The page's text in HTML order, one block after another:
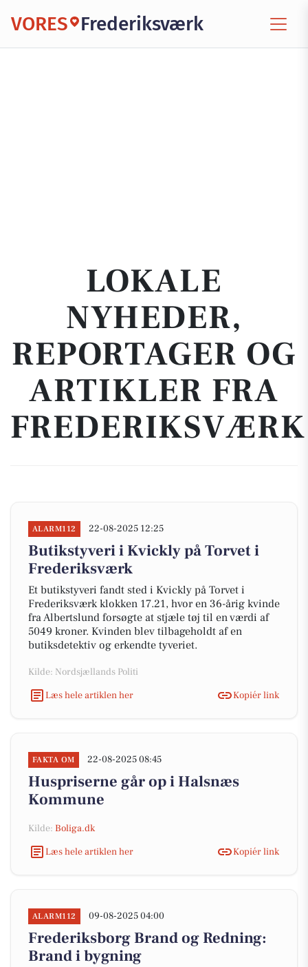
VORES Frederiksværk
LOKALE
NYHEDER,
REPORTAGER OG
ARTIKLER FRA
FREDERIKSVÆRK
ALARM112 22-08-2025 12:25
Butikstyveri i Kvickly på Torvet i
Frederiksværk
Et butikstyveri fandt sted i Kvickly på Torvet i
Frederiksværk klokken 17.21, hvor en 36-årig kvinde
fra Albertslund forsøgte at stjæle tøj til en værdi af
5049 kroner. Kvinden blev tilbageholdt af en
butiksdetektiv og erkendte tyveriet.
Kilde: Nordsjællands Politi
Læs hele artiklen her
Kopiér link
FAKTA OM 22-08-2025 08:45
Huspriserne går op i Halsnæs
Kommune
Kilde: Boliga.dk
Læs hele artiklen her
Kopiér link
ALARM112 09-08-2025 04:00
Frederiksborg Brand og Redning:
Brand i bygning